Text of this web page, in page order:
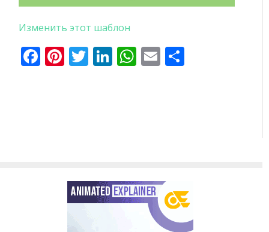
Изменить этот шаблон
Facebook
Pinterest
Twitter
LinkedIn
WhatsApp
Email